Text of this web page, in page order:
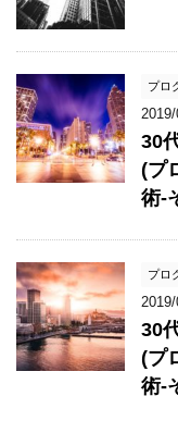
プロ
30
(プ
術-
プロ
30
(プ
術-